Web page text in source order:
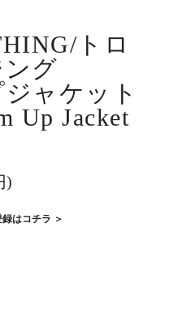
トロ
グ
ャケット
Up Jacket
)
はコチラ ＞